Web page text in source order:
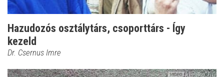
Hazudozós osztálytárs, csoporttárs - Így
kezeld
Dr. Csernus Imre